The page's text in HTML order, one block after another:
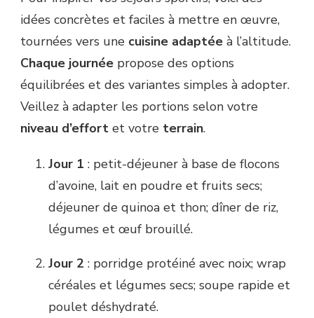
idées concrètes et faciles à mettre en œuvre,
tournées vers une cuisine adaptée à l’altitude.
Chaque journée propose des options
équilibrées et des variantes simples à adopter.
Veillez à adapter les portions selon votre
niveau d’effort et votre terrain.
Jour 1 : petit-déjeuner à base de flocons
d’avoine, lait en poudre et fruits secs;
déjeuner de quinoa et thon; dîner de riz,
légumes et œuf brouillé.
Jour 2 : porridge protéiné avec noix; wrap
céréales et légumes secs; soupe rapide et
poulet déshydraté.